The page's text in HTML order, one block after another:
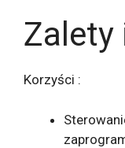
Zalety
Korzyści :